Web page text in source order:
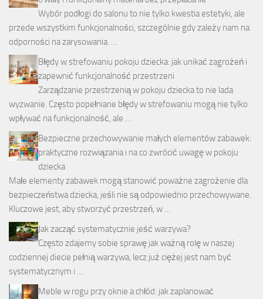
Wybór podłogi do salonu to nie tylko kwestia estetyki, ale
przede wszystkim funkcjonalności, szczególnie gdy zależy nam na
odporności na zarysowania. …
Błędy w strefowaniu pokoju dziecka: jak unikać zagrożeń i
zapewnić funkcjonalność przestrzeni
Zarządzanie przestrzenią w pokoju dziecka to nie lada
wyzwanie. Często popełniane błędy w strefowaniu mogą nie tylko
wpływać na funkcjonalność, ale …
Bezpieczne przechowywanie małych elementów zabawek:
praktyczne rozwiązania i na co zwrócić uwagę w pokoju
dziecka
Małe elementy zabawek mogą stanowić poważne zagrożenie dla
bezpieczeństwa dziecka, jeśli nie są odpowiednio przechowywane.
Kluczowe jest, aby stworzyć przestrzeń, w …
Jak zacząć systematycznie jeść warzywa?
Często zdajemy sobie sprawę jak ważną rolę w naszej
codziennej diecie pełnią warzywa, lecz już ciężej jest nam być
systematycznym i …
Meble w rogu przy oknie a chłód: jak zaplanować